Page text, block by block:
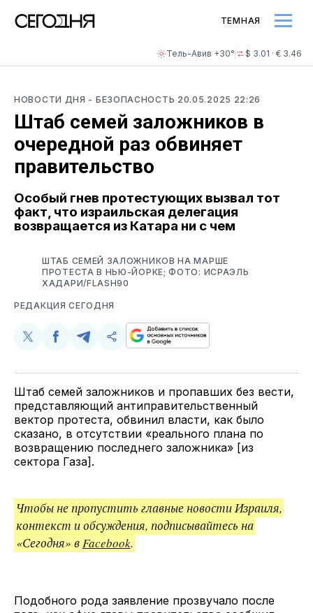
Тель-Авив +30° $ 3.01 · € 3.46
ТЕМНАЯ
НОВОСТИ ДНЯ - БЕЗОПАСНОСТЬ 20.05.2025 22:26
Штаб семей заложников в
очередной раз обвиняет
правительство
Особый гнев протестующих вызвал тот
факт, что израильская делегация
возвращается из Катара ни с чем
ШТАБ СЕМЕЙ ЗАЛОЖНИКОВ НА МАРШЕ
ПРОТЕСТА В НЬЮ-ЙОРКЕ; ФОТО: ИСРАЭЛЬ
ХАДАРИ/FLASH90
РЕДАКЦИЯ СЕГОДНЯ
Поделиться
Twitter
Поделиться
Facebook
Поделиться
Telegram
Скопируйте
поделитесь
Штаб семей заложников и пропавших без вести,
представляющий антиправительственный
вектор протеста, обвинил власти, как было
сказано, в отсутствии «реального плана по
возвращению последнего заложника» [из
сектора Газа].
Чтобы не пропустить главные новости Израиля,
контекст и обсуждения, подписывайтесь на
«Сегодня» вFacebook.
Подобного рода заявление прозвучало после